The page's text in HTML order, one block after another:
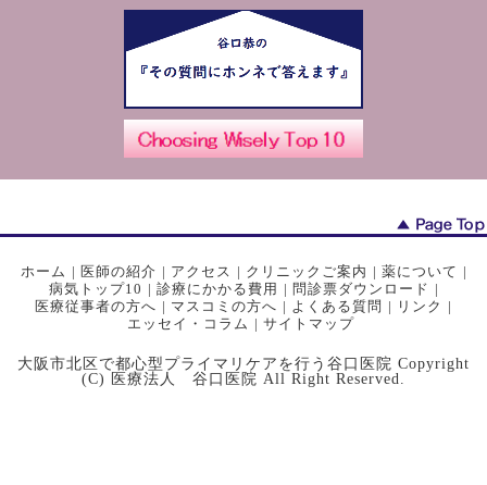
ホーム | 医師の紹介 | アクセス | クリニックご案内 | 薬について |
病気トップ10 | 診療にかかる費用 | 問診票ダウンロード |
医療従事者の方へ | マスコミの方へ | よくある質問 | リンク |
エッセイ・コラム | サイトマップ
大阪市北区で都心型プライマリケアを行う谷口医院 Copyright
(C) 医療法人 谷口医院 All Right Reserved.